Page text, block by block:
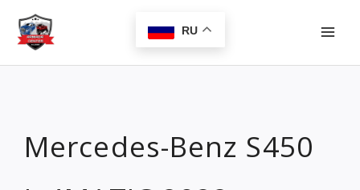
Перейти
содержимому
RU
Mercedes-Benz S450